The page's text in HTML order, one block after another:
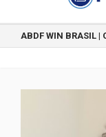
ABDF WIN BRASIL |